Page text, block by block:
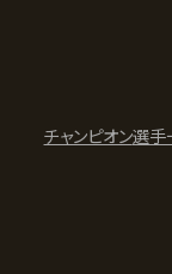
チャンピオン選手